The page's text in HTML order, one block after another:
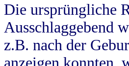
Die ursprüngliche
Ausschlaggebend
z.B. nach der